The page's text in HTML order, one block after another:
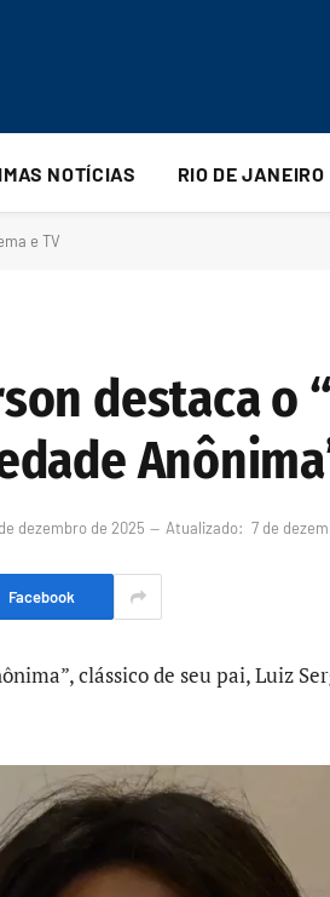
NOTÍCIAS RIO DE JANEIRO
e TV
destaca o
dezembro de 2025 Atualizado: 7 de
Facebook
clássico de seu pai, Luiz